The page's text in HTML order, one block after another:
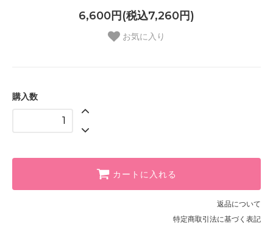
6,600円(税込7,260円)
お気に入り
購入数
カートに入れる
返品について
特定商取引法に基づく表記